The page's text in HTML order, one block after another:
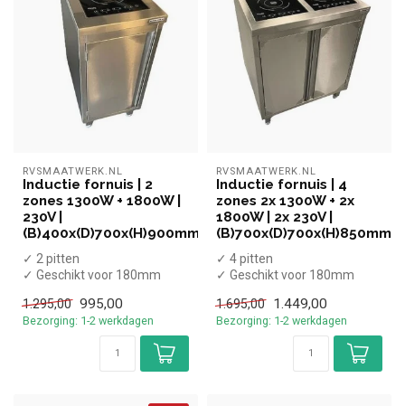
RVSMAATWERK.NL
Inductie fornuis | 2
zones 1300W + 1800W |
230V |
(B)400x(D)700x(H)900mm
✓ 2 pitten
✓ Geschikt voor 180mm
✓ Staand model, met
onderkast...
1.295,00 995,00
Bezorging: 1-2 werkdagen
RVSMAATWERK.NL
Inductie fornuis | 4
zones 2x 1300W + 2x
1800W | 2x 230V |
(B)700x(D)700x(H)850mm
✓ 4 pitten
✓ Geschikt voor 180mm
✓ Staand model, met
onderkast...
1.695,00 1.449,00
Bezorging: 1-2 werkdagen